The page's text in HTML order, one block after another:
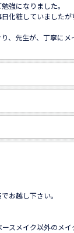
強になりました。
化粧していました
、先生が、丁寧に
お越し下さい。
スメイク以外のメイ